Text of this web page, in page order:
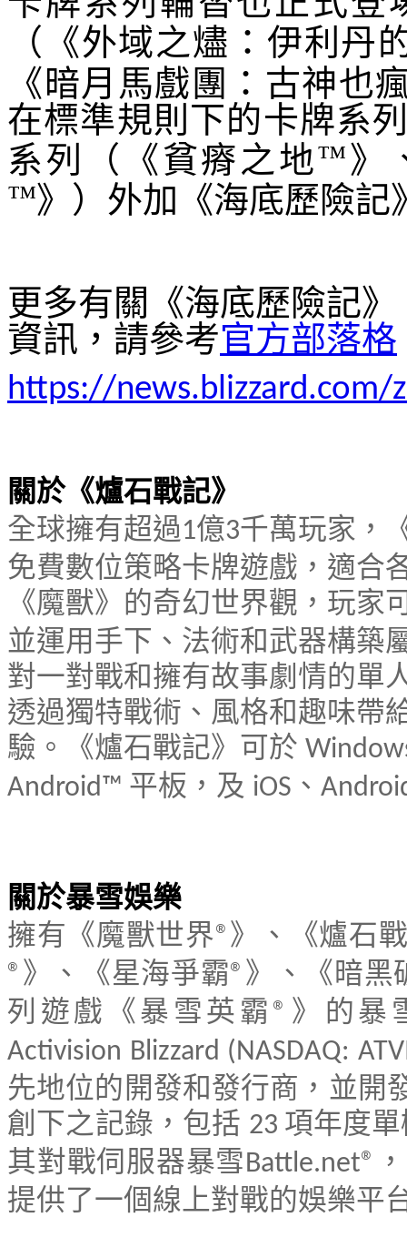
（《外域之燼：伊利丹
《暗月馬戲團：古神也
在標準規則下的卡牌系
系列（《貧瘠之地™ 》
™》）外加《海底歷險記
更多有關《海底歷險記
資訊，請參考官方部落格
https://
關於《爐石戰記》
全球擁有超過1億3千萬玩家，
免費數位策略卡牌遊戲，適合
《魔獸》的奇幻世界觀，玩家
並運用手下、法術和武器構築
對一對戰和擁有故事劇情的單
透過獨特戰術、風格和趣味帶
驗。《爐石戰記》可於
Android™ 平板，及 iOS 、
關於暴雪娛樂
擁有《魔獸世界® 》、《爐石
® 》、《星海爭霸® 》、《暗黑
列遊戲《暴雪英霸 ® 》的暴
Activision Blizzard (NASDAQ:
先地位的開發和發行商，並開
創下之記錄，包括 23 項年度
其對戰伺服器暴雪Battle.net®
提供了一個線上對戰的娛樂平